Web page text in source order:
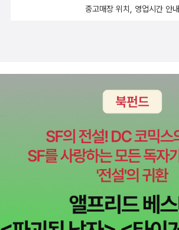
중고매장 위치, 영업시간 안내